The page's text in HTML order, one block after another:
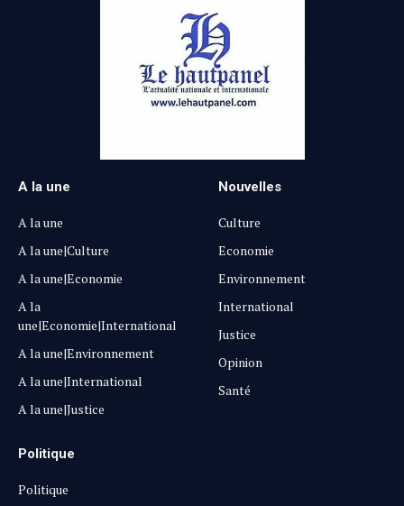
A la une
A la une
A la une|Culture
A la une|Economie
A la
une|Economie|International
A la une|Environnement
A la une|International
A la une|Justice
Nouvelles
Culture
Economie
Environnement
International
Justice
Opinion
Santé
Politique
Politique